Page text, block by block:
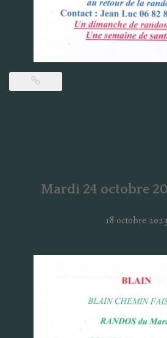
Mardi 24 octobre
18 octobre 2023